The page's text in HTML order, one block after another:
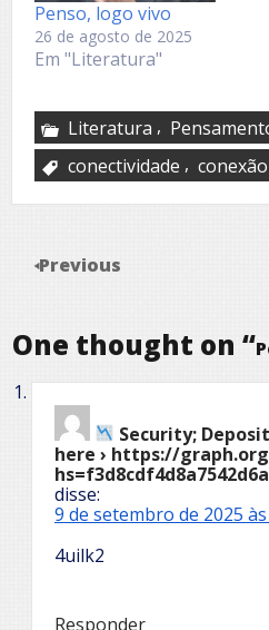
Penso, logo vivo
26 de agosto de 2025
Em "Literatura"
Literatura ,
conectividade , conexão
Previous
One thought on “
Security;
here › https://
disse:
9 de setembro de 2025 às
4uilk2
Responder